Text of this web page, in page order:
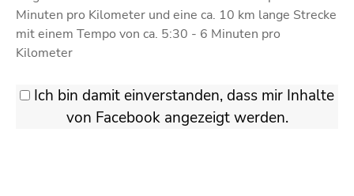
Minuten pro Kilometer und eine ca. 10 km lange Strecke
mit einem Tempo von ca. 5:30 - 6 Minuten pro
Kilometer
Ich bin damit einverstanden, dass mir Inhalte
von Facebook angezeigt werden.